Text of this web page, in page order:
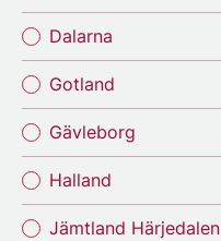
Dalarna
Gotland
Gävleborg
Halland
Jämtland Härjedalen